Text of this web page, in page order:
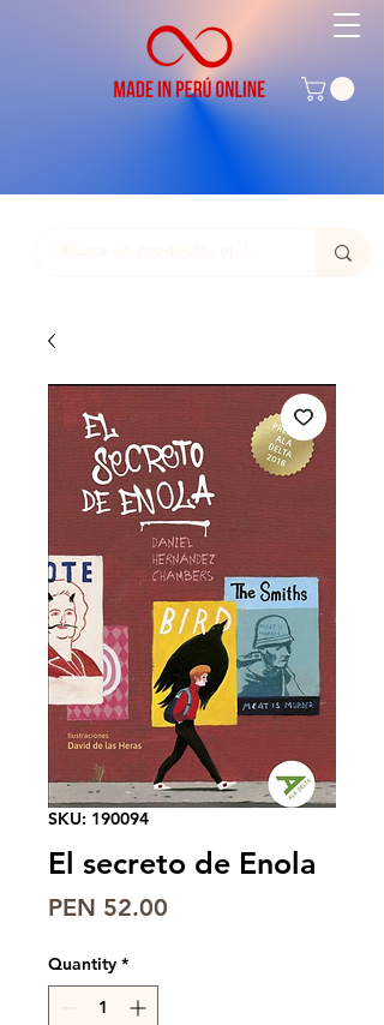
SKU: 190094
El secreto de Enola
PEN 52.00
Quantity *